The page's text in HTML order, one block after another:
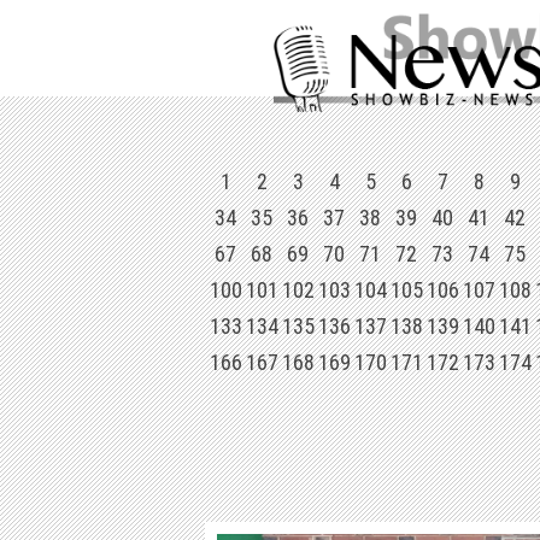
1 2 3 4 5 6 7 8 9
34 35 36 37 38 39 40 41 42
67 68 69 70 71 72 73 74 75
100101102103104105106107108
133134135136137138139140141
166167168169170171172173174